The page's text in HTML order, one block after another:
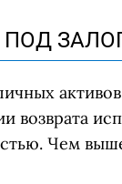
возврата
Чем